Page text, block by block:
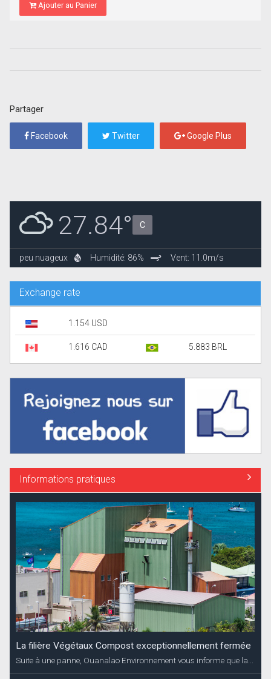
Ajouter au Panier
Partager
Facebook Twitter Google Plus
27.84° C
peu nuageux Humidité: 86% Vent: 11.0m/s
Exchange rate
1.154 USD
1.616 CAD 5.883 BRL
Informations pratiques
La filière Végétaux Compost exceptionnellement fermée
Suite à une panne, Ouanalao Environnement vous informe que la...